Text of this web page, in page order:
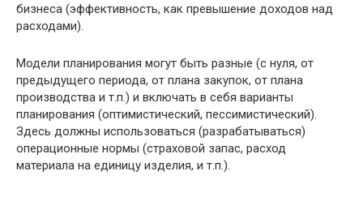
бизнеса (эффективность, как превышение доходов над
расходами).
Модели планирования могут быть разные (с нуля, от
предыдущего периода, от плана закупок, от плана
производства и т.п.) и включать в себя варианты
планирования (оптимистический, пессимистический).
Здесь должны использоваться (разрабатываться)
операционные нормы (страховой запас, расход
материала на единицу изделия, и т.п.).